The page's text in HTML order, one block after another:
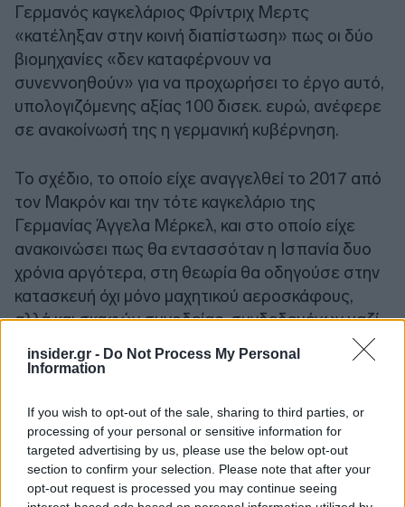
insider.gr - Do Not Process My Personal
Information
If you wish to opt-out of the sale, sharing to third parties, or
processing of your personal or sensitive information for
targeted advertising by us, please use the below opt-out
section to confirm your selection. Please note that after your
opt-out request is processed you may continue seeing
Γερμανός καγκελάριος Φρίντριχ Μερτς
«κατέληξαν στην κοινή διαπίστωση» πως οι δύο
βιομηχανίες «δεν καταφέρνουν να
συνεννοηθούν» για να προχωρήσει το έργο αυτό,
υπολογιζόμενης αξίας 100 δισεκ. ευρώ, ανέφερε
σε ανακοίνωσή της η γερμανική κυβέρνηση.
Το σχέδιο, το οποίο είχε αναγγελθεί το 2017 από
τον Μακρόν και την τότε καγκελάριο της
Γερμανίας Άγγελα Μέρκελ, και στο οποίο είχε
ανακοινώσει πως θα εντασσόταν η Ισπανία δυο
χρόνια αργότερα, στη θεωρία θα οδηγούσε στην
κατασκευή όχι μόνο μαχητικού αεροσκάφους,
αλλά και σκαφών συνοδείας, συνδεδεμένων μαζί
του μη επανδρωμένων εναέριων οχημάτων και
πρωτοποριακού συστήματος επικοινωνίας που